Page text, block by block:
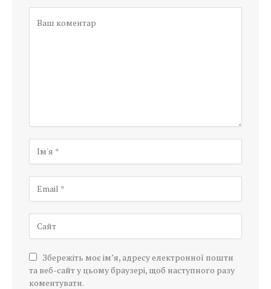
Збережіть моє ім’я, адресу електронної пошти
та веб-сайт у цьому браузері, щоб наступного разу
коментувати.